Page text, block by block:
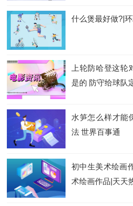
什么煲最好做?|
上轮防哈登这轮
是的 防守给球队
水笋怎么样才能
法 世界百事通
初中生美术绘画
术绘画作品|天天